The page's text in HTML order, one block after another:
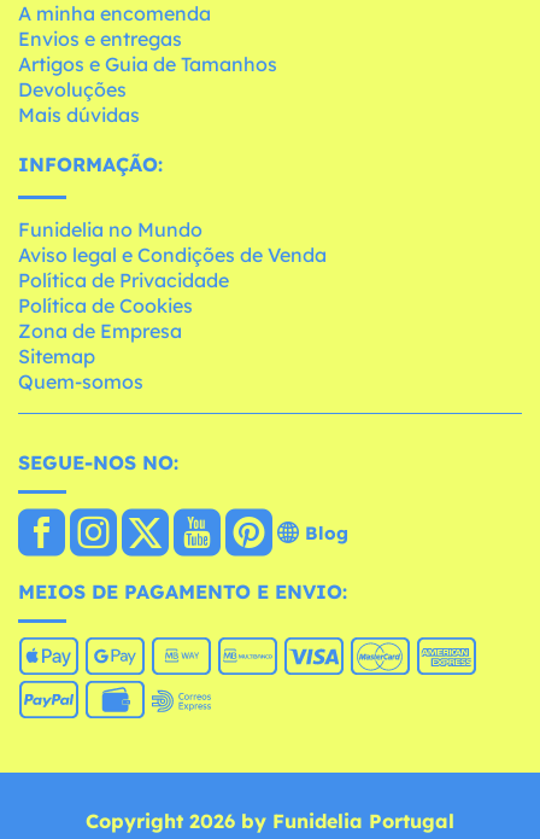
A minha encomenda
Envios e entregas
Artigos e Guia de Tamanhos
Devoluções
Mais dúvidas
INFORMAÇÃO:
Funidelia no Mundo
Aviso legal e Condições de Venda
Política de Privacidade
Política de Cookies
Zona de Empresa
Sitemap
Quem-somos
SEGUE-NOS NO:
Blog
MEIOS DE PAGAMENTO E ENVIO:
Copyright 2026 by Funidelia Portugal